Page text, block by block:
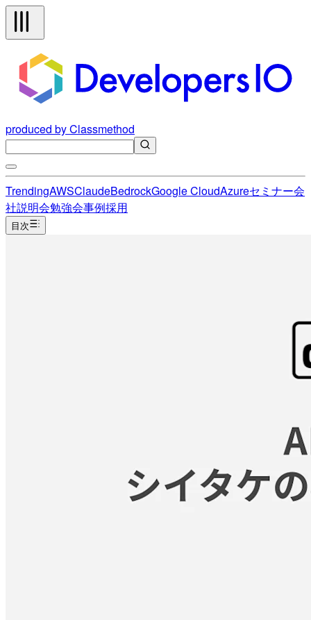
produced by Classmethod
TrendingAWSClaudeBedrockGoogle CloudAzureセミナー会
社説明会勉強会事例採用
目次